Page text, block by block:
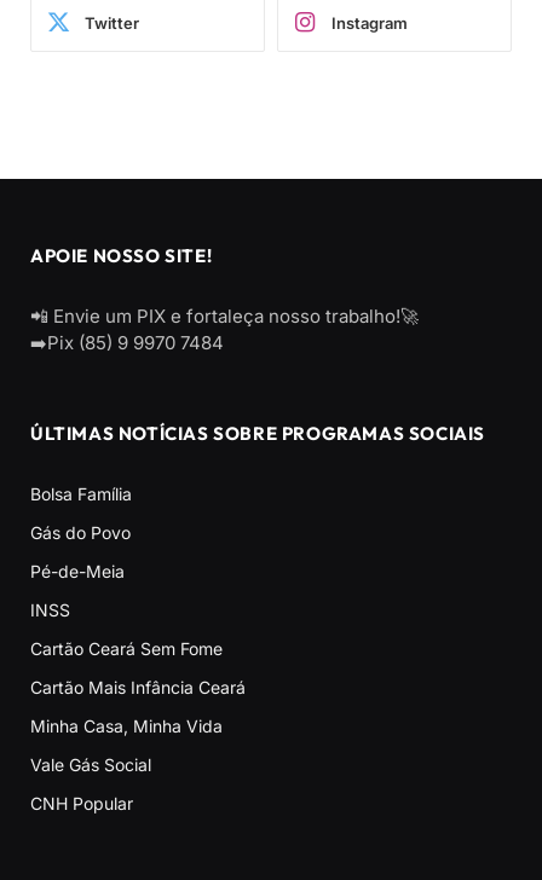
Twitter Instagram
APOIE NOSSO SITE!
📲 Envie um PIX e fortaleça nosso trabalho!🚀
➡️Pix (85) 9 9970 7484
ÚLTIMAS NOTÍCIAS SOBRE PROGRAMAS SOCIAIS
Bolsa Família
Gás do Povo
Pé-de-Meia
INSS
Cartão Ceará Sem Fome
Cartão Mais Infância Ceará
Minha Casa, Minha Vida
Vale Gás Social
CNH Popular